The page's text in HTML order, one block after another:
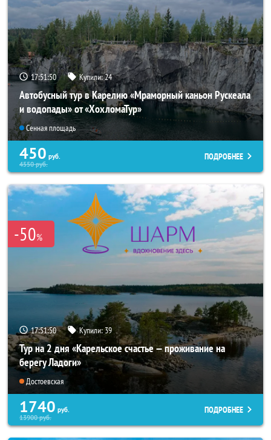
17:51:47 Купили:24
Автобусный тур в Карелию «Мраморный каньон Рускеала
и водопады» от «ХохломаТур»
Сенная площадь
450 руб.
4550руб.
ПОДРОБНЕЕ
-50%
17:51:47 Купили:39
Тур на 2 дня «Карельское счастье — проживание на
берегу Ладоги»
Достоевская
1740 руб.
13900руб.
ПОДРОБНЕЕ